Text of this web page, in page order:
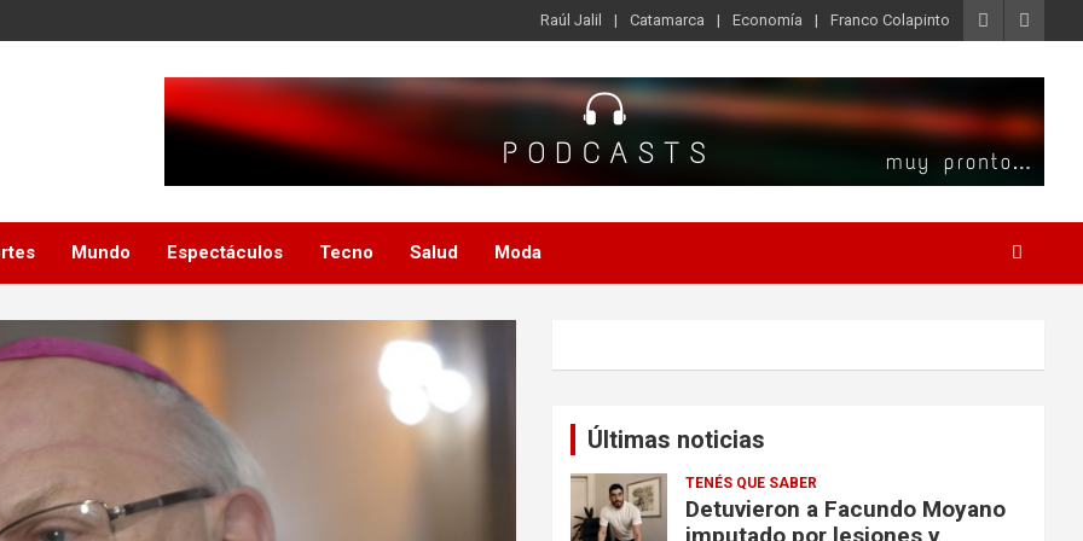
Raúl Jalil Catamarca Economía Franco Colapinto
Mundo Espectáculos Tecno Salud Moda
Últimas noticias
TENÉS QUE SABER
Detuvieron a Facundo Moyano